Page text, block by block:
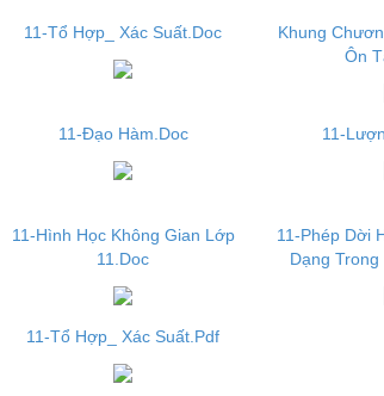
11-Tổ Hợp_ Xác Suất.Doc
Khung
Ôn
11-Đạo Hàm.Doc 11-
11-Hình Học Không Gian Lớp
11.Doc
11-Phép Dời
Dạng
11-Tổ Hợp_ Xác Suất.Pdf